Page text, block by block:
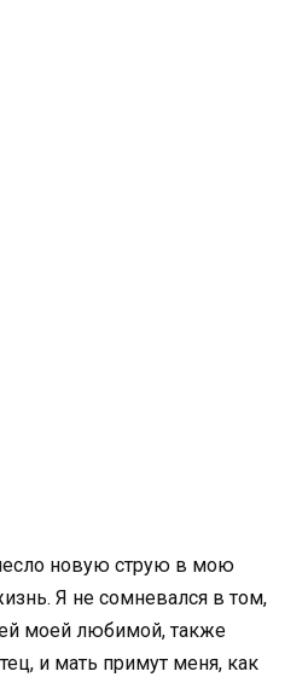
новую струю в мою
Я не сомневался в том,
моей любимой, также
и мать примут меня, как